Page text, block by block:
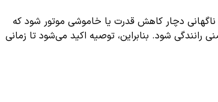
دچار کاهش قدرت یا خاموشی موتور شود که
شود. بنابراین، توصیه اکید می‌شود تا زمانی